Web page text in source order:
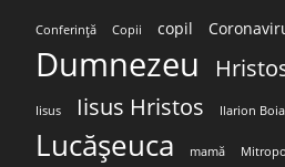
Conferință Copii copil
Dumnezeu
Iisus Iisus Hristos Ilarion
Lucășeuca mamă